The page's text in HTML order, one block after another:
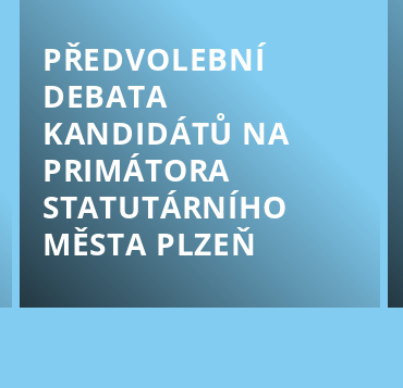
PŘEDVOLEBNÍ
DEBATA
KANDIDÁTŮ NA
PRIMÁTORA
STATUTÁRNÍHO
MĚSTA PLZEŇ